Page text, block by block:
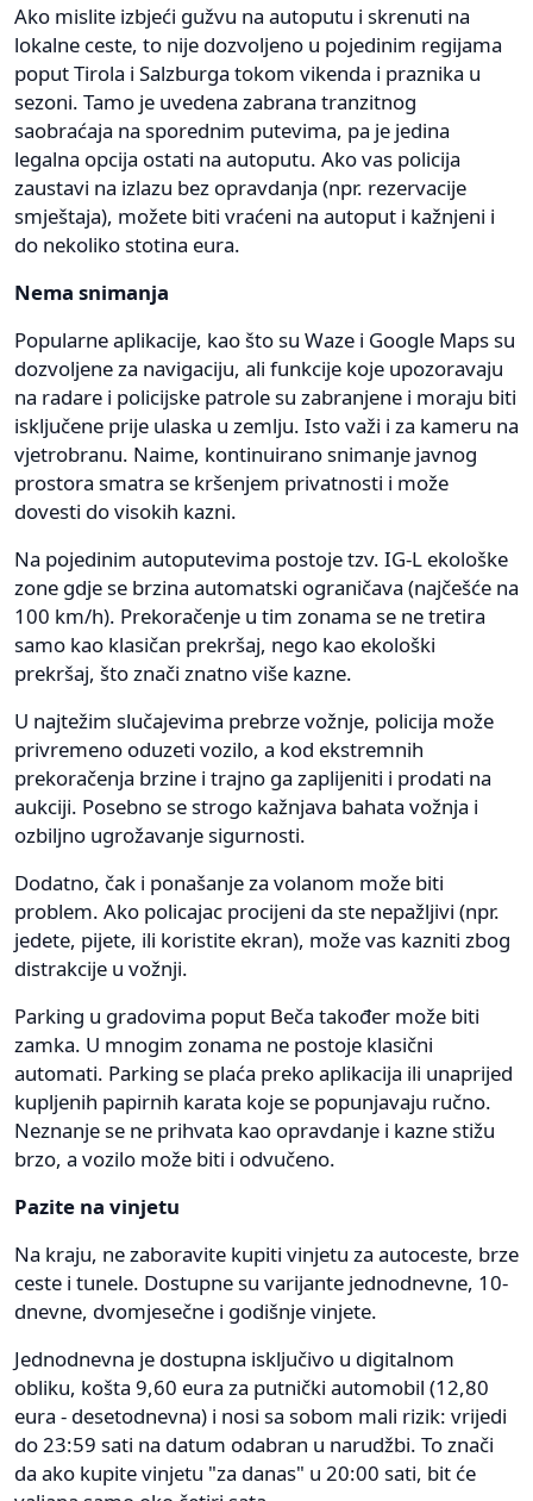
Ako mislite izbjeći gužvu na autoputu i skrenuti na
lokalne ceste, to nije dozvoljeno u pojedinim regijama
poput Tirola i Salzburga tokom vikenda i praznika u
sezoni. Tamo je uvedena zabrana tranzitnog
saobraćaja na sporednim putevima, pa je jedina
legalna opcija ostati na autoputu. Ako vas policija
zaustavi na izlazu bez opravdanja (npr. rezervacije
smještaja), možete biti vraćeni na autoput i kažnjeni i
do nekoliko stotina eura.
Nema snimanja
Popularne aplikacije, kao što su Waze i Google Maps su
dozvoljene za navigaciju, ali funkcije koje upozoravaju
na radare i policijske patrole su zabranjene i moraju biti
isključene prije ulaska u zemlju. Isto važi i za kameru na
vjetrobranu. Naime, kontinuirano snimanje javnog
prostora smatra se kršenjem privatnosti i može
dovesti do visokih kazni.
Na pojedinim autoputevima postoje tzv. IG-L ekološke
zone gdje se brzina automatski ograničava (najčešće na
100 km/h). Prekoračenje u tim zonama se ne tretira
samo kao klasičan prekršaj, nego kao ekološki
prekršaj, što znači znatno više kazne.
U najtežim slučajevima prebrze vožnje, policija može
privremeno oduzeti vozilo, a kod ekstremnih
prekoračenja brzine i trajno ga zaplijeniti i prodati na
aukciji. Posebno se strogo kažnjava bahata vožnja i
ozbiljno ugrožavanje sigurnosti.
Dodatno, čak i ponašanje za volanom može biti
problem. Ako policajac procijeni da ste nepažljivi (npr.
jedete, pijete, ili koristite ekran), može vas kazniti zbog
distrakcije u vožnji.
Parking u gradovima poput Beča također može biti
zamka. U mnogim zonama ne postoje klasični
automati. Parking se plaća preko aplikacija ili unaprijed
kupljenih papirnih karata koje se popunjavaju ručno.
Neznanje se ne prihvata kao opravdanje i kazne stižu
brzo, a vozilo može biti i odvučeno.
Pazite na vinjetu
Na kraju, ne zaboravite kupiti vinjetu za autoceste, brze
ceste i tunele. Dostupne su varijante jednodnevne, 10-
dnevne, dvomjesečne i godišnje vinjete.
Jednodnevna je dostupna isključivo u digitalnom
obliku, košta 9,60 eura za putnički automobil (12,80
eura - desetodnevna) i nosi sa sobom mali rizik: vrijedi
do 23:59 sati na datum odabran u narudžbi. To znači
da ako kupite vinjetu "za danas" u 20:00 sati, bit će